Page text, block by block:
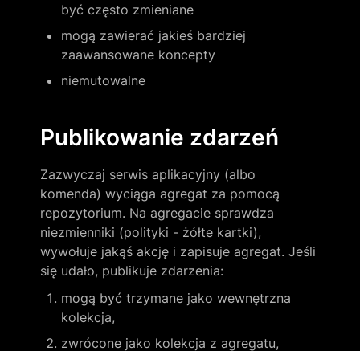
być często zmieniane
mogą zawierać jakieś bardziej
zaawansowane koncepty
niemutowalne
Publikowanie zdarzeń
Zazwyczaj serwis aplikacyjny (albo
komenda) wyciąga agregat za pomocą
repozytorium. Na agregacie sprawdza
niezmienniki (polityki - żółte kartki),
wywołuje jakąś akcję i zapisuje agregat. Jeśli
się udało, publikuje zdarzenia:
mogą być trzymane jako wewnętrzna
kolekcja,
zwrócone jako kolekcja z agregatu,